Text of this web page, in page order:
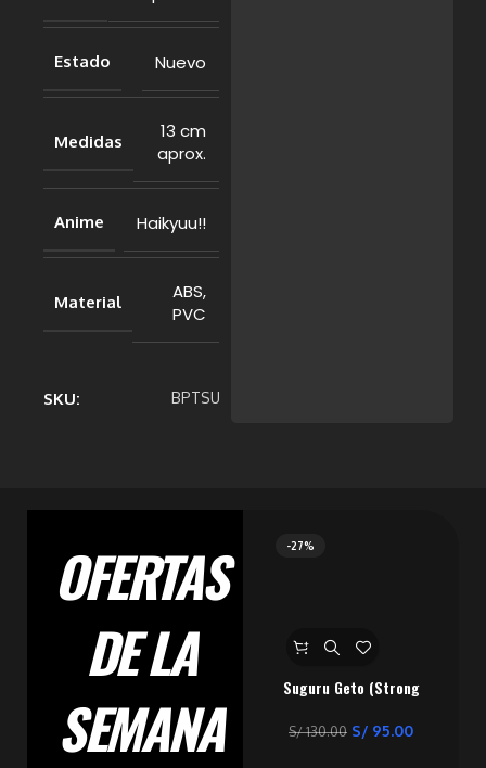
Estado Nuevo
Medidas
13 cm
aprox.
Anime Haikyuu!!
Material
ABS,
PVC
SKU: BPTSU
OFERTAS
DE LA
SEMANA
-27%
Suguru Geto (Strong
S/130.00 S/ 95.00